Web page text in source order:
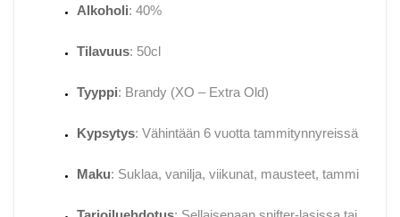
Alkoholi: 40%
Tilavuus: 50cl
Tyyppi: Brandy (XO – Extra Old)
Kypsytys: Vähintään 6 vuotta tammitynnyreissä
Maku: Suklaa, vanilja, viikunat, mausteet, tammi